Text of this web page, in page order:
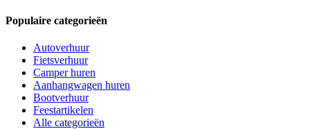
Populaire categorieën
Autoverhuur
Fietsverhuur
Camper huren
Aanhangwagen huren
Bootverhuur
Feestartikelen
Alle categorieën